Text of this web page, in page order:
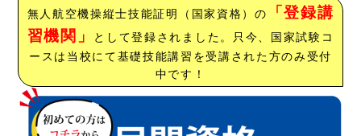
無人航空機操縦士技能証明（国家資格）の
「登録講
習機関」
として登録されました。只今、国家試験コ
ースは当校にて基礎技能講習を受講された方のみ受付
中です！